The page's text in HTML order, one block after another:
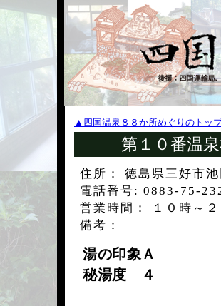
▲四国温泉８８か所めぐりのトッ
第１０番温
住所： 徳島県三好市
電話番号: 0883-75-
営業時間： １０時～２
備考：
湯の印象Ａ
秘湯度 ４